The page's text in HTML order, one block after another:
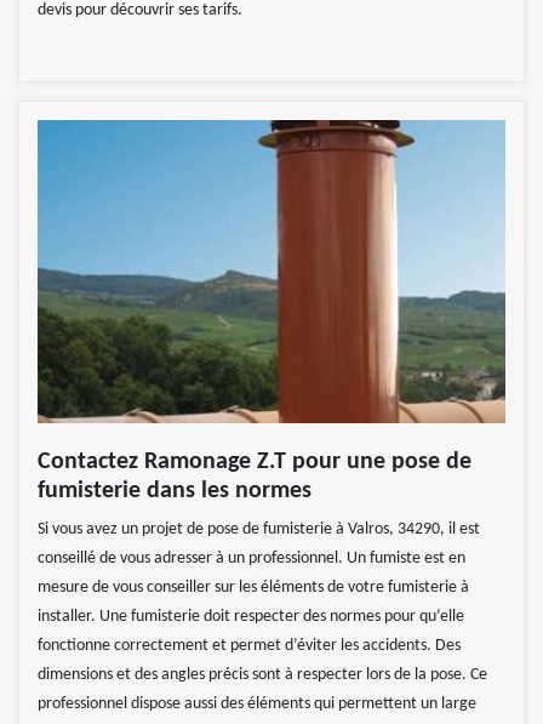
devis pour découvrir ses tarifs.
Contactez Ramonage Z.T pour une pose de
fumisterie dans les normes
Si vous avez un projet de pose de fumisterie à Valros, 34290, il est
conseillé de vous adresser à un professionnel. Un fumiste est en
mesure de vous conseiller sur les éléments de votre fumisterie à
installer. Une fumisterie doit respecter des normes pour qu’elle
fonctionne correctement et permet d’éviter les accidents. Des
dimensions et des angles précis sont à respecter lors de la pose. Ce
professionnel dispose aussi des éléments qui permettent un large